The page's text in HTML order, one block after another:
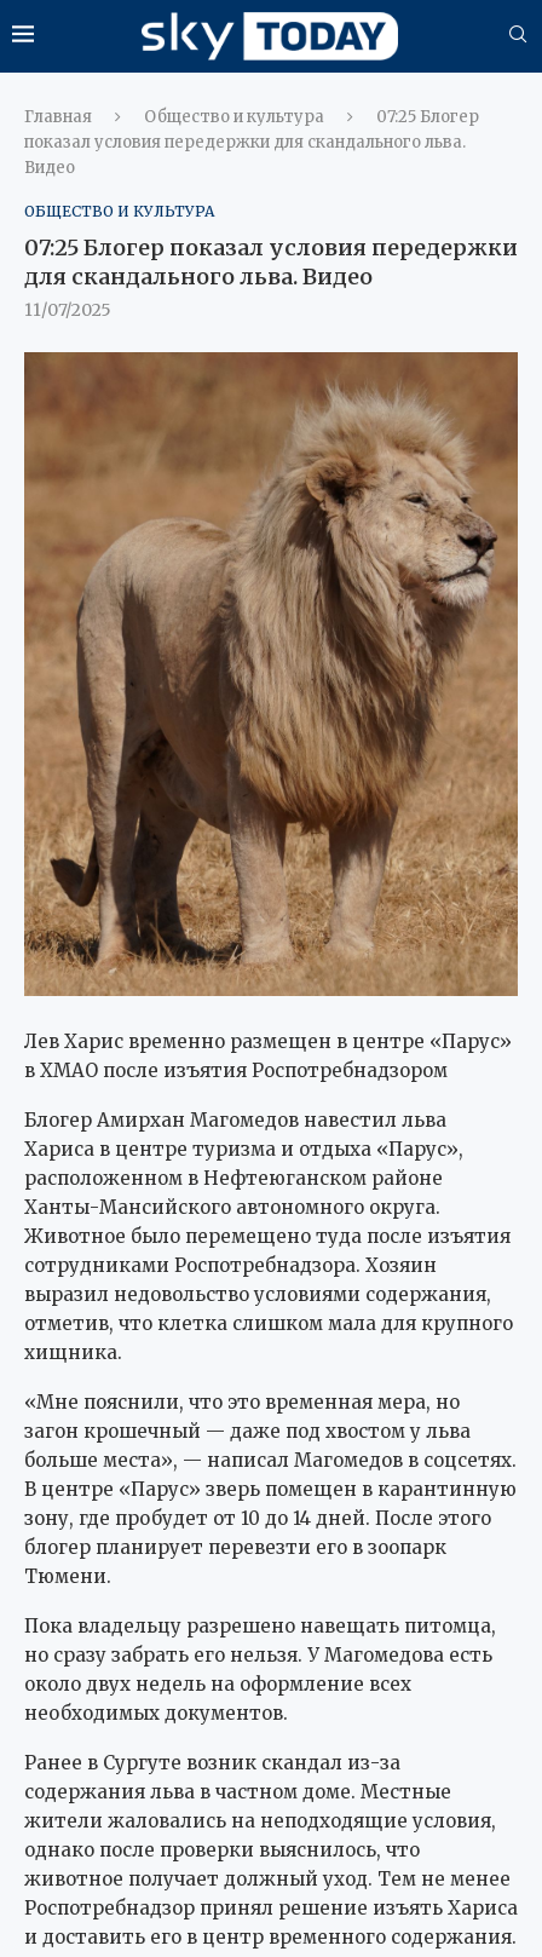
Главная Общество и культура
07:25 Блогер
показал условия передержки для скандального льва.
Видео
ОБЩЕСТВО И КУЛЬТУРА
07:25 Блогер показал условия передержки
для скандального льва. Видео
11/07/2025
Лев Харис временно размещен в центре «Парус»
в ХМАО после изъятия Роспотребнадзором
Блогер Амирхан Магомедов навестил льва
Хариса в центре туризма и отдыха «Парус»,
расположенном в Нефтеюганском районе
Ханты-Мансийского автономного округа.
Животное было перемещено туда после изъятия
сотрудниками Роспотребнадзора. Хозяин
выразил недовольство условиями содержания,
отметив, что клетка слишком мала для крупного
хищника.
«Мне пояснили, что это временная мера, но
загон крошечный — даже под хвостом у льва
больше места», — написал Магомедов в соцсетях.
В центре «Парус» зверь помещен в карантинную
зону, где пробудет от 10 до 14 дней. После этого
блогер планирует перевезти его в зоопарк
Тюмени.
Пока владельцу разрешено навещать питомца,
но сразу забрать его нельзя. У Магомедова есть
около двух недель на оформление всех
необходимых документов.
Ранее в Сургуте возник скандал из-за
содержания льва в частном доме. Местные
жители жаловались на неподходящие условия,
однако после проверки выяснилось, что
животное получает должный уход. Тем не менее
Роспотребнадзор принял решение изъять Хариса
и доставить его в центр временного содержания.